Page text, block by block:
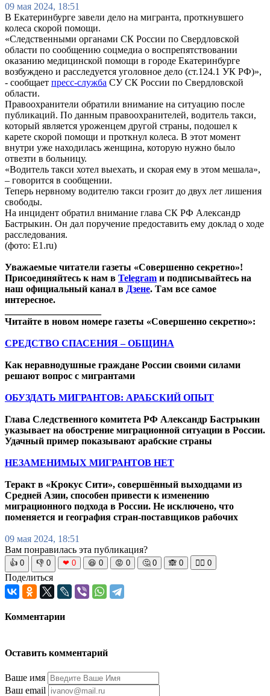
09 мая 2024, 18:51
В Екатеринбурге завели дело на мигранта, проткнувшего
колеса скорой помощи.
«Следственными органами СК России по Свердловской
области по сообщению соцмедиа о воспрепятствовании
оказанию медицинской помощи в городе Екатеринбурге
возбуждено и расследуется уголовное дело (ст.124.1 УК РФ)»,
- сообщает пресс-служба СУ СК России по Свердловской
области.
Правоохранители обратили внимание на ситуацию после
публикаций. По данным правоохранителей, водитель такси,
который является уроженцем другой страны, подошел к
карете скорой помощи и проткнул колеса. В этот момент
внутри уже находилась женщина, которую нужно было
отвезти в больницу.
«Водитель такси хотел выехать, и скорая ему в этом мешала»,
– говорится в сообщении.
Теперь нервному водителю такси грозит до двух лет лишения
свободы.
На инцидент обратил внимание глава СК РФ Александр
Бастрыкин. Он дал поручение предоставить ему доклад о ходе
расследования.
(фото: E1.ru)
Уважаемые читатели газеты «Совершенно секретно»!
Присоединяйтесь к нам в Telegram и подписывайтесь на
наш официальный канал в Дзене. Там все самое
интересное.
Читайте в новом номере газеты «Совершенно секретно»:
СРЕДСТВО СПАСЕНИЯ – ОБЩИНА
Как неравнодушные граждане России своими силами
решают вопрос с мигрантами
ОБУЗДАТЬ МИГРАНТОВ: АРАБСКИЙ ОПЫТ
Глава Следственного комитета РФ Александр Бастрыкин
указывает на обострение миграционной ситуации в России.
Удачный пример показывают арабские страны
НЕЗАМЕНИМЫХ МИГРАНТОВ НЕТ
Теракт в «Крокус Сити», совершённый выходцами из
Средней Азии, способен привести к изменению
миграционного подхода в России. Не исключено, что
поменяется и география стран-поставщиков рабочих
09 мая 2024, 18:51
Вам понравилась эта публикация?
👍 0 👎 0 ❤ 0 😆 0 😡 0 🤔 0 🙈 0 🧘‍♀️ 0
Поделиться
Комментарии
Оставить комментарий
Ваше имя
Ваш email